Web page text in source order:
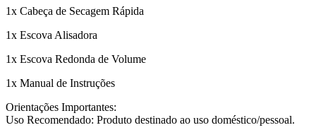
1x Cabeça de Secagem Rápida
1x Escova Alisadora
1x Escova Redonda de Volume
1x Manual de Instruções
Orientações Importantes:
Uso Recomendado: Produto destinado ao uso doméstico/pessoal.